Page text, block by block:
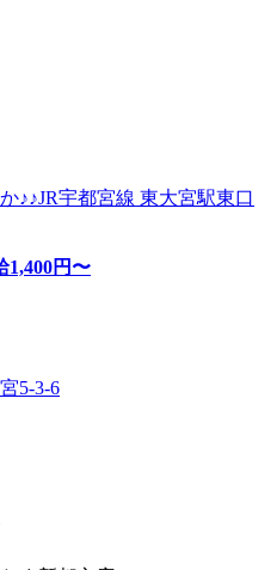
♪♪JR宇都宮線 東大宮駅東口
1,400円〜
5-3-6